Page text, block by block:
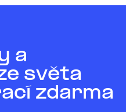
a
světa
zdarma